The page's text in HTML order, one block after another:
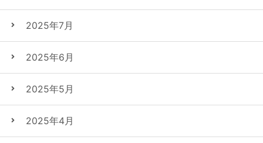
2025年7月
2025年6月
2025年5月
2025年4月